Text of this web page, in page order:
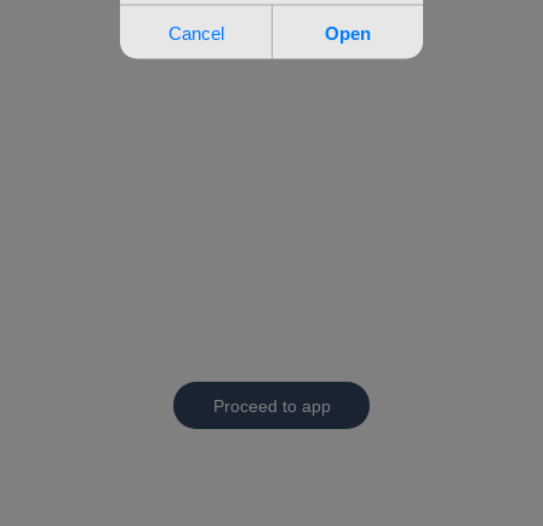
Proceed to app